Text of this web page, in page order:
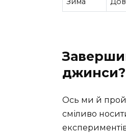
джинси?
Ось ми й
сміливо